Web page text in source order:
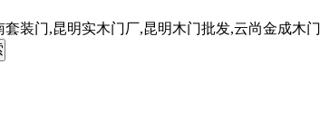
装门,昆明实木门厂,昆明木门批发,云尚金成木门